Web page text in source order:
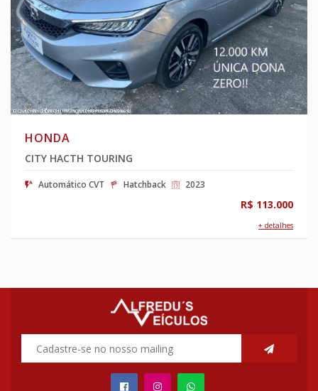
HONDA
CITY HACTH TOURING
Automático CVT Hatchback 2023
R$ 113.000
+ detalhes